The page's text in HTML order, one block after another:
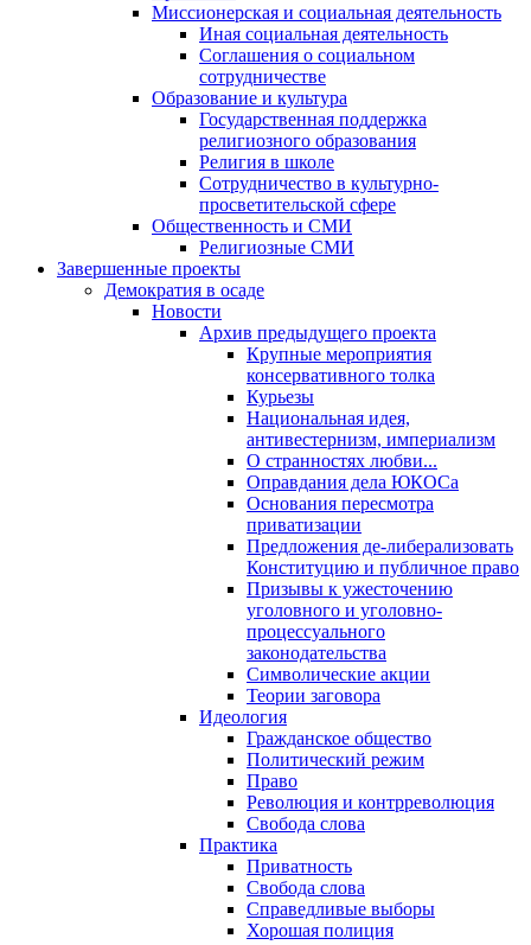
Миссионерская и социальная деятельность
Иная социальная деятельность
Соглашения о социальном
сотрудничестве
Образование и культура
Государственная поддержка
религиозного образования
Религия в школе
Сотрудничество в культурно-
просветительской сфере
Общественность и СМИ
Религиозные СМИ
Завершенные проекты
Демократия в осаде
Новости
Архив предыдущего проекта
Крупные мероприятия
консервативного толка
Курьезы
Национальная идея,
антивестернизм, империализм
О странностях любви...
Оправдания дела ЮКОСа
Основания пересмотра
приватизации
Предложения де-либерализовать
Конституцию и публичное право
Призывы к ужесточению
уголовного и уголовно-
процессуального
законодательства
Символические акции
Теории заговора
Идеология
Гражданское общество
Политический режим
Право
Революция и контрреволюция
Свобода слова
Практика
Приватность
Свобода слова
Справедливые выборы
Хорошая полиция